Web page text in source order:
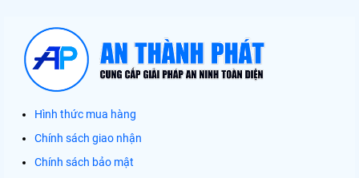
Hình thức mua hàng
Chính sách giao nhận
Chính sách bảo mật